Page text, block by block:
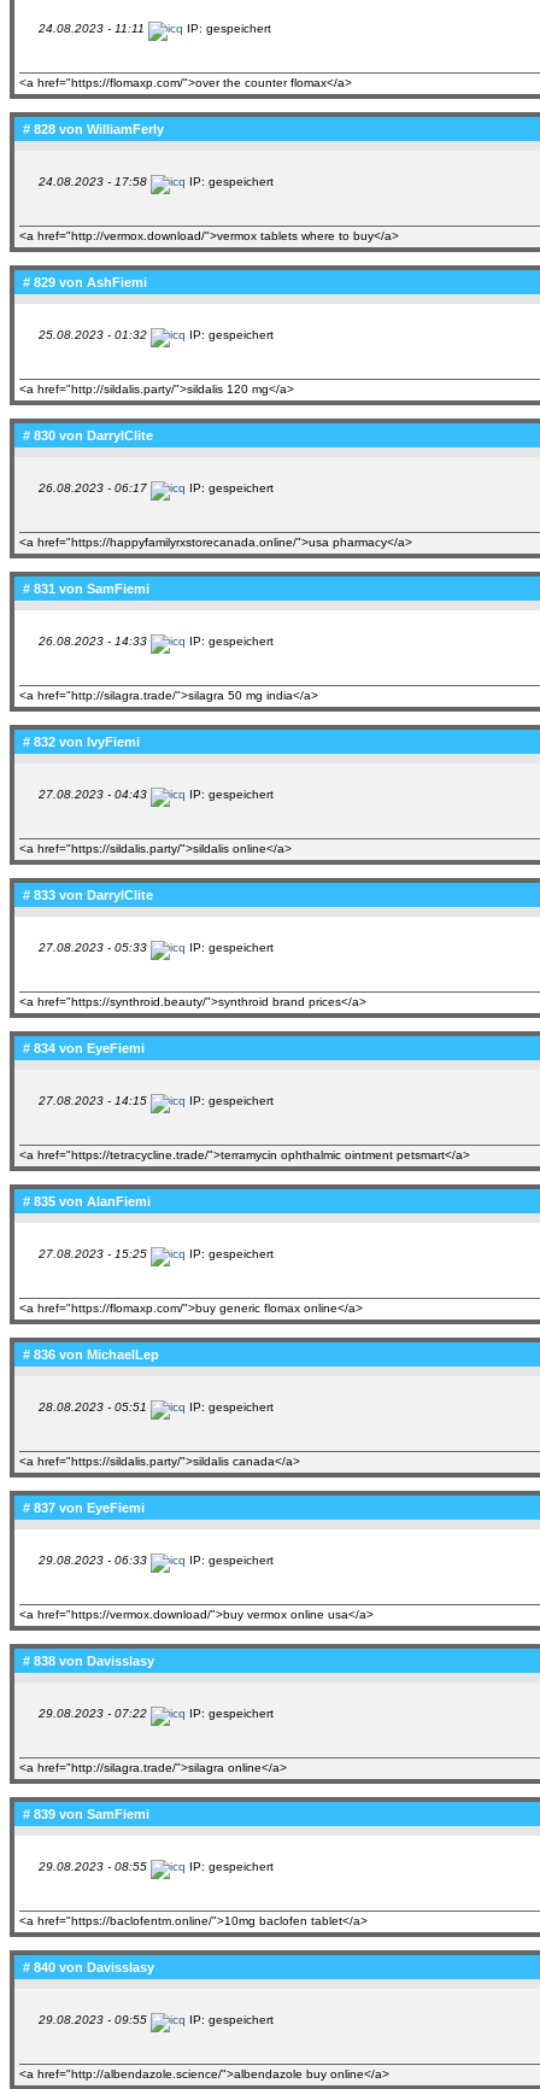
24.08.2023 - 11:11 IP: gespeichert
<a href="https://flomaxp.com/">over the counter flomax</a>
# 828 von WilliamFerly
24.08.2023 - 17:58 IP: gespeichert
<a href="http://vermox.download/">vermox tablets where to buy</a>
# 829 von AshFiemi
25.08.2023 - 01:32 IP: gespeichert
<a href="http://sildalis.party/">sildalis 120 mg</a>
# 830 von DarrylClite
26.08.2023 - 06:17 IP: gespeichert
<a href="https://happyfamilyrxstorecanada.online/">usa pharmacy</a>
# 831 von SamFiemi
26.08.2023 - 14:33 IP: gespeichert
<a href="http://silagra.trade/">silagra 50 mg india</a>
# 832 von IvyFiemi
27.08.2023 - 04:43 IP: gespeichert
<a href="https://sildalis.party/">sildalis online</a>
# 833 von DarrylClite
27.08.2023 - 05:33 IP: gespeichert
<a href="https://synthroid.beauty/">synthroid brand prices</a>
# 834 von EyeFiemi
27.08.2023 - 14:15 IP: gespeichert
<a href="https://tetracycline.trade/">terramycin ophthalmic ointment petsmart</a>
# 835 von AlanFiemi
27.08.2023 - 15:25 IP: gespeichert
<a href="https://flomaxp.com/">buy generic flomax online</a>
# 836 von MichaelLep
28.08.2023 - 05:51 IP: gespeichert
<a href="https://sildalis.party/">sildalis canada</a>
# 837 von EyeFiemi
29.08.2023 - 06:33 IP: gespeichert
<a href="https://vermox.download/">buy vermox online usa</a>
# 838 von Davisslasy
29.08.2023 - 07:22 IP: gespeichert
<a href="http://silagra.trade/">silagra online</a>
# 839 von SamFiemi
29.08.2023 - 08:55 IP: gespeichert
<a href="https://baclofentm.online/">10mg baclofen tablet</a>
# 840 von Davisslasy
29.08.2023 - 09:55 IP: gespeichert
<a href="http://albendazole.science/">albendazole buy online</a>